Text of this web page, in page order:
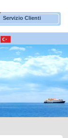
Servizio Clienti